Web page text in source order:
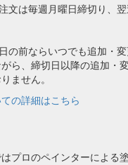
文は毎週月曜日締切り、
の前ならいつでも追加・
ら、締切日以降の追加・
ません。
の詳細はこちら
プロのペインターによる